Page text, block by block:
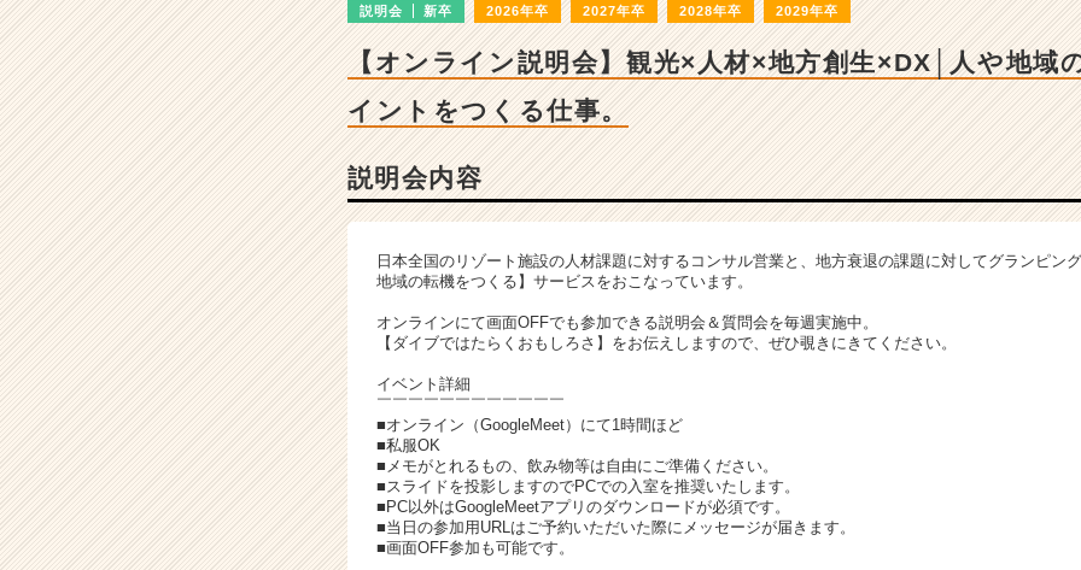
説明会 新卒 2026年卒 2027年卒 2028年卒 2029年卒
【オンライン説明会】観光×人材×地方創生×DX│人や地域
イントをつくる仕事。
説明会内容
日本全国のリゾート施設の人材課題に対するコンサル営業と、地方衰退の課題に対してグランピン
地域の転機をつくる】サービスをおこなっています。
オンラインにて画面OFFでも参加できる説明会＆質問会を毎週実施中。
【ダイブではたらくおもしろさ】をお伝えしますので、ぜひ覗きにきてください。
イベント詳細
￣￣￣￣￣￣￣￣￣￣￣￣
■オンライン（GoogleMeet）にて1時間ほど
■私服OK
■メモがとれるもの、飲み物等は自由にご準備ください。
■スライドを投影しますのでPCでの入室を推奨いたします。
■PC以外はGoogleMeetアプリのダウンロードが必須です。
■当日の参加用URLはご予約いただいた際にメッセージが届きます。
■画面OFF参加も可能です。